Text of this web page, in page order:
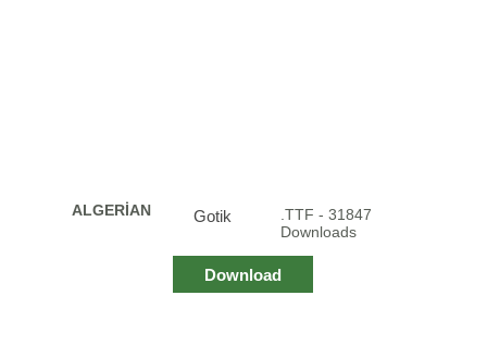
ALGERİAN Gotik
.TTF - 31847
Downloads
Download